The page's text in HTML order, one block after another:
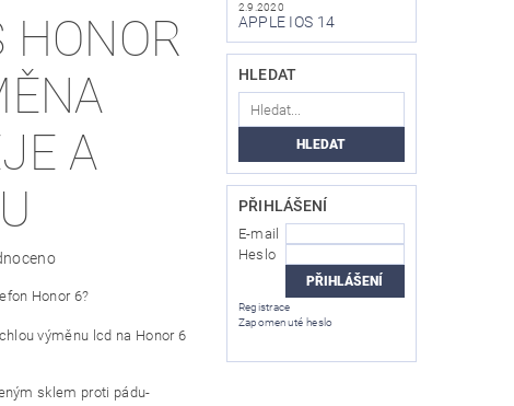
HONOR
A
Honor 6?
výměnu lcd na Honor 6
sklem proti pádu-
2.9.2020
APPLE IOS 14
HLEDAT
PŘIHLÁŠENÍ
E-mail
Heslo
Registrace
Zapomenuté heslo